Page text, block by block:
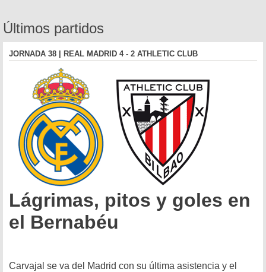
Últimos partidos
JORNADA 38 | REAL MADRID 4 - 2 ATHLETIC CLUB
Lágrimas, pitos y goles en
el Bernabéu
Carvajal se va del Madrid con su última asistencia y el